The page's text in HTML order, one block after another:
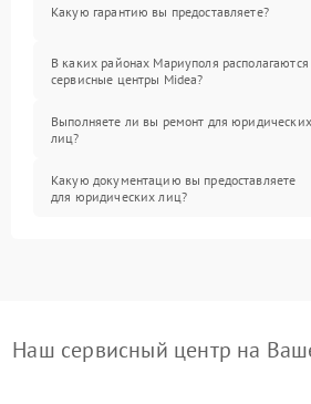
Какую гарантию вы предоставляете?
В каких районах Мариуполя располагаются
сервисные центры Midea?
Выполняете ли вы ремонт для юридических
лиц?
Какую документацию вы предоставляете
для юридических лиц?
Наш сервисный центр на